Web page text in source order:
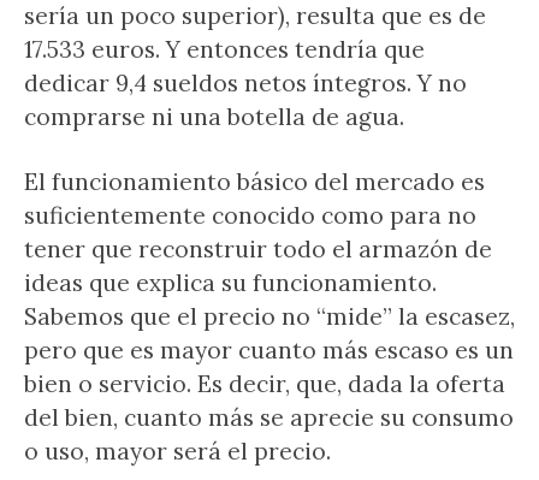
sería un poco superior), resulta que es de
17.533 euros. Y entonces tendría que
dedicar 9,4 sueldos netos íntegros. Y no
comprarse ni una botella de agua.
El funcionamiento básico del mercado es
suficientemente conocido como para no
tener que reconstruir todo el armazón de
ideas que explica su funcionamiento.
Sabemos que el precio no “mide” la escasez,
pero que es mayor cuanto más escaso es un
bien o servicio. Es decir, que, dada la oferta
del bien, cuanto más se aprecie su consumo
o uso, mayor será el precio.